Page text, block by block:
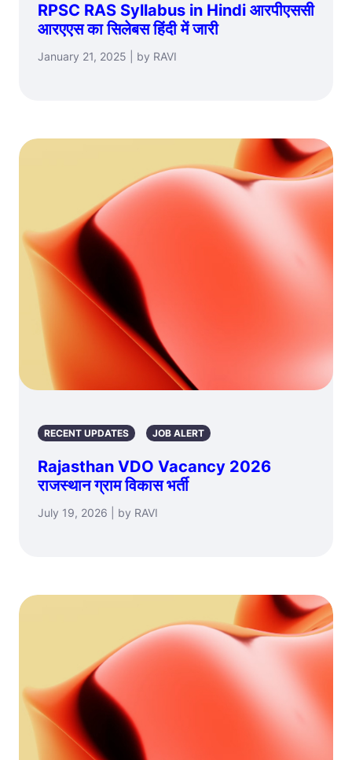
RPSC RAS Syllabus in Hindi आरपीएससी
आरएएस का सिलेबस हिंदी में जारी
January 21, 2025 | by RAVI
RECENT UPDATES JOB ALERT
Rajasthan VDO Vacancy 2026
राजस्थान ग्राम विकास भर्ती
July 19, 2026 | by RAVI